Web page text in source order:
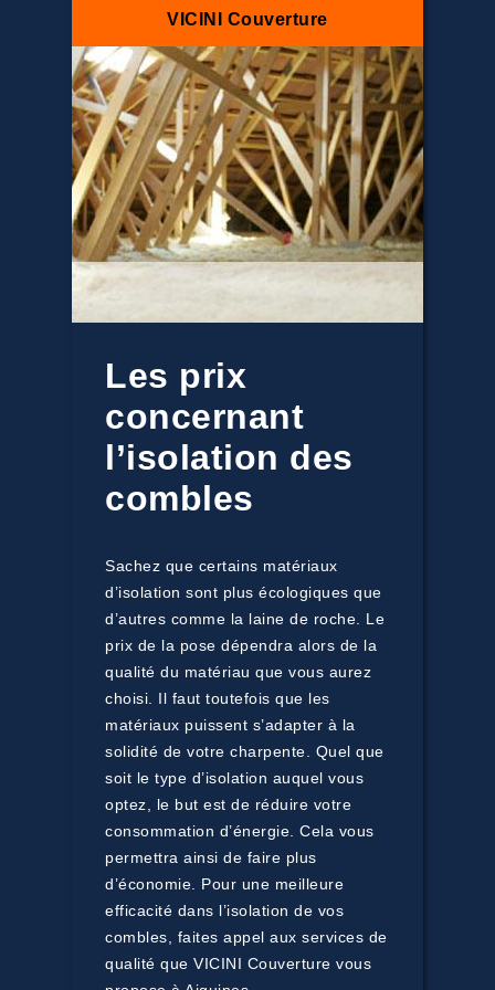
VICINI Couverture
Les prix
concernant
l’isolation des
combles
Sachez que certains matériaux
d’isolation sont plus écologiques que
d’autres comme la laine de roche. Le
prix de la pose dépendra alors de la
qualité du matériau que vous aurez
choisi. Il faut toutefois que les
matériaux puissent s’adapter à la
solidité de votre charpente. Quel que
soit le type d’isolation auquel vous
optez, le but est de réduire votre
consommation d’énergie. Cela vous
permettra ainsi de faire plus
d’économie. Pour une meilleure
efficacité dans l’isolation de vos
combles, faites appel aux services de
qualité que VICINI Couverture vous